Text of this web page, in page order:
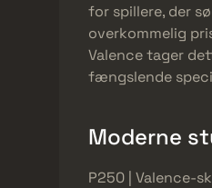
for spillere, der
overkommelig
Valence tager
fængslende
Moderne
P250 | Valence-